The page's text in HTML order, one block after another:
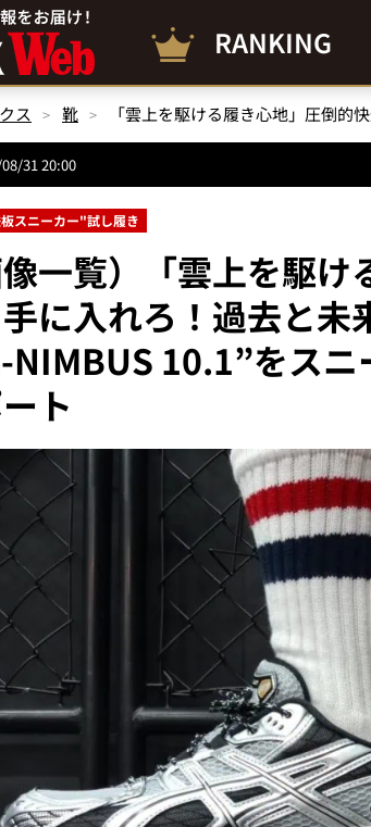
RANKING
ス 靴
31 20:00
スニーカー"試し履き
像一覧）「雲上を駆
に入れろ！過去と未
NIMBUS 10.1”をス
ト